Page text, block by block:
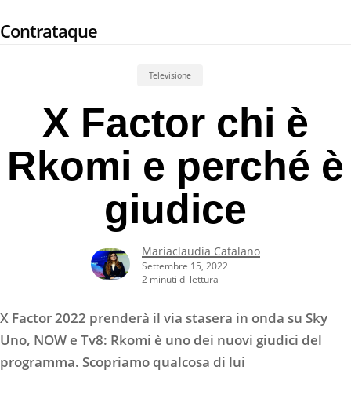
to
Contrataque
Televisione
X Factor chi è
Rkomi e perché è
giudice
Mariaclaudia Catalano
Settembre 15, 2022
2 minuti di lettura
X Factor 2022 prenderà il via stasera in onda su Sky
Uno, NOW e Tv8: Rkomi è uno dei nuovi giudici del
programma. Scopriamo qualcosa di lui